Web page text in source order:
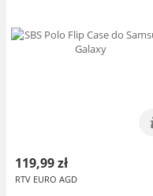
119,99 zł
RTV EURO AGD